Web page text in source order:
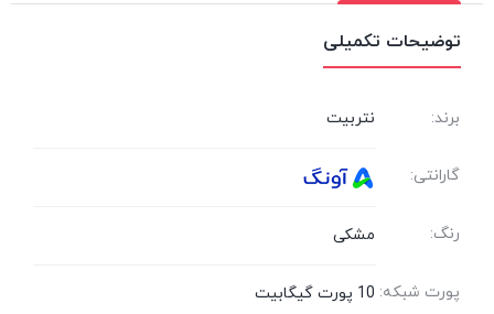
توضیحات تکمیلی
برند: نتربیت
گارانتی:
رنگ: مشکی
پورت شبکه: 10 پورت گیگابیت